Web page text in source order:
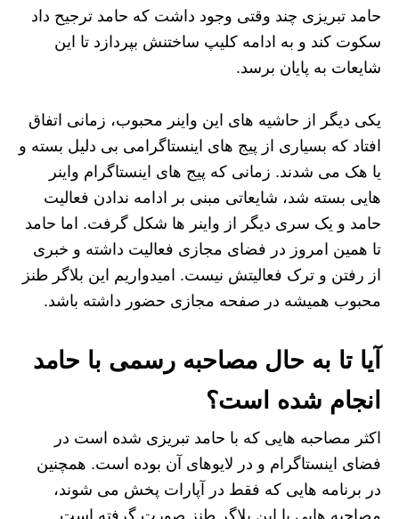
حامد تبریزی چند وقتی وجود داشت که حامد ترجیح داد
سکوت کند و به ادامه کلیپ ساختنش بپردازد تا این
شایعات به پایان برسد.
یکی دیگر از حاشیه های این واینر محبوب، زمانی اتفاق
افتاد که بسیاری از پیج های اینستاگرامی بی دلیل بسته و
یا هک می شدند. زمانی که پیج های اینستاگرام واینر
هایی بسته شد، شایعاتی مبنی بر ادامه ندادن فعالیت
حامد و یک سری دیگر از واینر ها شکل گرفت. اما حامد
تا همین امروز در فضای مجازی فعالیت داشته و خبری
از رفتن و ترک فعالیتش نیست. امیدواریم این بلاگر طنز
محبوب همیشه در صفحه مجازی حضور داشته باشد.
آیا تا به حال مصاحبه رسمی با حامد
انجام شده است؟
اکثر مصاحبه هایی که با حامد تبریزی شده است در
فضای اینستاگرام و در لایوهای آن بوده است. همچنین
در برنامه هایی که فقط در آپارات پخش می شوند،
مصاحبه هایی با این بلاگر طنز صورت گرفته است.